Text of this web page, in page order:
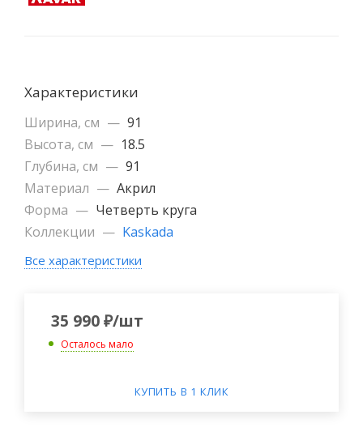
Характеристики
Ширина, см — 91
Высота, см — 18.5
Глубина, см — 91
Материал — Акрил
Форма — Четверть круга
Коллекции — Kaskada
Все характеристики
35 990₽/шт
Осталось мало
КУПИТЬ В 1 КЛИК